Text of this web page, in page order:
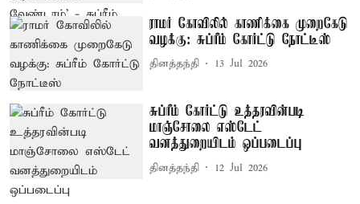
ராமர் கோவிலில் காணிக்கை முறைகேடு
வழக்கு: சுப்ரீம் கோர்ட்டு நோட்டீஸ்
தினத்தந்தி 13 Jul 2026
சுப்ரீம் கோர்ட்டு உத்தரவின்படி
மாஞ்சோலை எஸ்டேட்
வனத்துறையிடம் ஒப்படைப்பு
தினத்தந்தி 12 Jul 2026